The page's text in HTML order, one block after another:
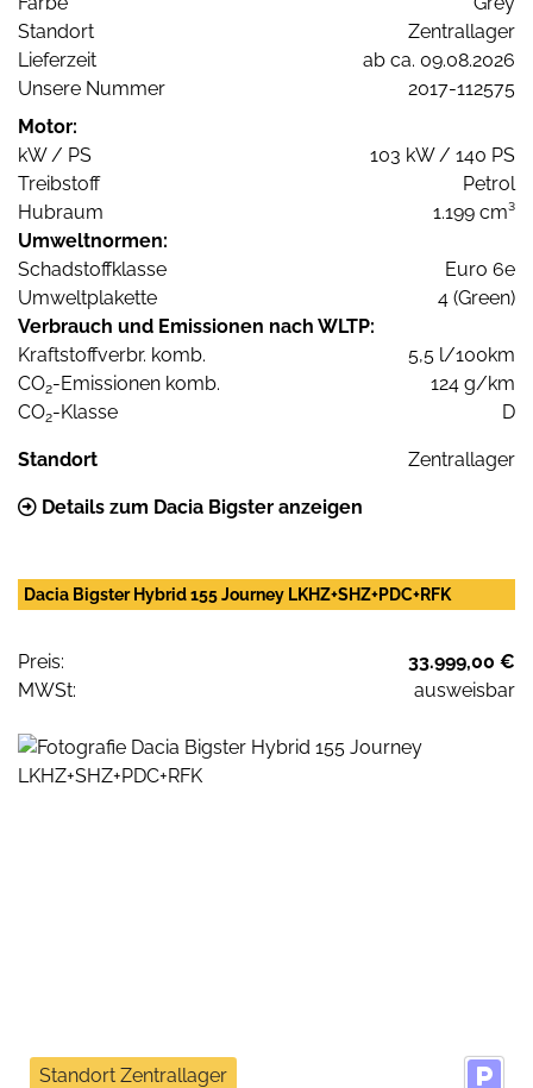
Standort
Zentrallager
Lieferzeit
ab ca. 09.08.2026
Unsere Nummer
2017-112575
Motor:
kW / PS
103 kW / 140 PS
Treibstoff
Petrol
Hubraum
1.199 cm³
Umweltnormen:
Schadstoffklasse
Euro 6e
Umweltplakette
4 (Green)
Verbrauch und Emissionen nach WLTP:
Kraftstoffverbr. komb.
5,5 l/100km
CO2-Emissionen komb.
124 g/km
CO2-Klasse D
Standort Zentrallager
Details zum Dacia Bigster anzeigen
Dacia Bigster Hybrid 155 Journey LKHZ+SHZ+PDC+RFK
Preis:
33.999,00 €
MWSt:
ausweisbar
Standort Zentrallager